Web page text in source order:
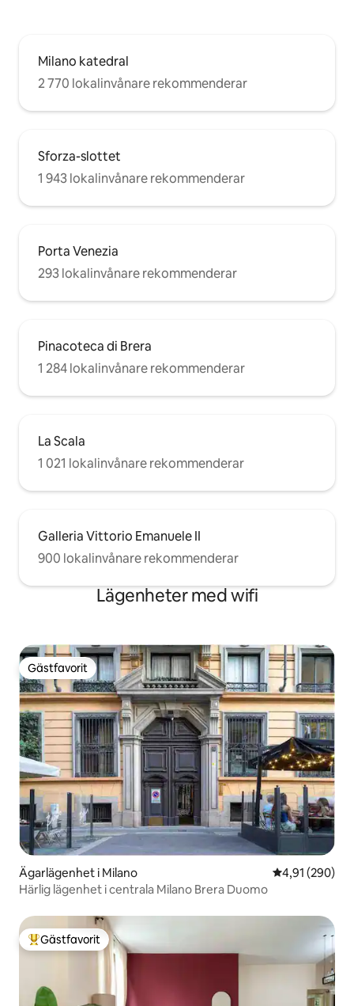
Milano katedral
2 770 lokalinvånare rekommenderar
Sforza-slottet
1 943 lokalinvånare rekommenderar
Porta Venezia
293 lokalinvånare rekommenderar
Pinacoteca di Brera
1 284 lokalinvånare rekommenderar
La Scala
1 021 lokalinvånare rekommenderar
Galleria Vittorio Emanuele II
900 lokalinvånare rekommenderar
Lägenheter med wifi
Gästfavorit
Gästfavorit
Ägarlägenhet i Milano 4,91 av 5 i
4,91 (290)
Härlig lägenhet i centrala Milano Brera Duomo
Populär gästfavorit
Gästfavorit